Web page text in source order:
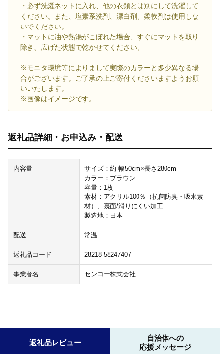
・必ず洗濯ネットに入れ、他の衣類とは別にして洗濯して
ください。また、塩素系洗剤、漂白剤、柔軟剤は使用しな
いでください。
・マットに油や熱湯がこぼれた場合、すぐにマットを取り
除き、広げた状態で乾かせてください。
※モニタ環境等によりまして実際のカラーと多少異なる場
合がございます。ご了承の上ご寄付くださいますようお願
いいたします。
※画像はイメージです。
返礼品詳細・お申込み・配送
内容量
サイズ：約 幅50cm×長さ280cm
カラー：ブラウン
容量：1枚
素材：アクリル100％（抗菌防臭・吸水素
材）、裏面/滑りにくい加工
製造地：日本
配送 常温
返礼品コード 28218-58247407
事業者名 センコー株式会社
返礼品レビュー
自治体への
応援メッセージ